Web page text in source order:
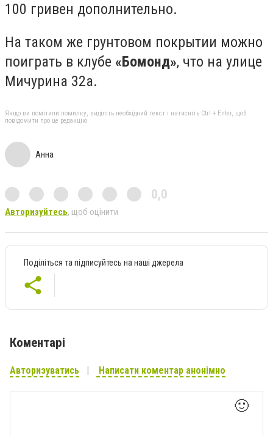
100 гривен дополнительно.
На таком же грунтовом покрытии можно
поиграть в клубе «Бомонд», что на улице
Мичурина 32а.
Якщо ви помітили помилку, виділіть необхідний текст і натисніть Ctrl + Enter, щоб
повідомити про це редакцію
Анна
0,0
Авторизуйтесь, щоб оцінити
Поділіться та підписуйтесь на наші джерела
Коментарі
Авторизуватись Написати коментар анонімно
🙂